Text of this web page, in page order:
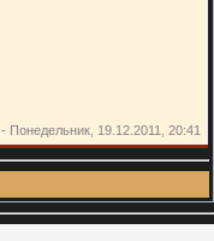
- Понедельник, 19.12.2011, 20:41